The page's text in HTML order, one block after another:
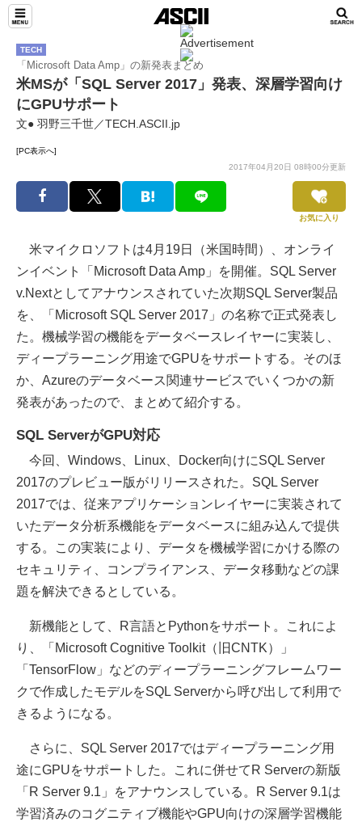
TECH
「Microsoft Data Amp」の新発表まとめ
米MSが「SQL Server 2017」発表、深層学習向け
にGPUサポート
文● 羽野三千世／TECH.ASCII.jp
[PC表示へ]
2017年04月20日 08時00分更新
お気に入り
米マイクロソフトは4月19日（米国時間）、オンライ
ンイベント「Microsoft Data Amp」を開催。SQL Server
v.Nextとしてアナウンスされていた次期SQL Server製品
を、「Microsoft SQL Server 2017」の名称で正式発表し
た。機械学習の機能をデータベースレイヤーに実装し、
ディープラーニング用途でGPUをサポートする。そのほ
か、Azureのデータベース関連サービスでいくつかの新
発表があったので、まとめて紹介する。
SQL ServerがGPU対応
今回、Windows、Linux、Docker向けにSQL Server
2017のプレビュー版がリリースされた。SQL Server
2017では、従来アプリケーションレイヤーに実装されて
いたデータ分析系機能をデータベースに組み込んで提供
する。この実装により、データを機械学習にかける際の
セキュリティ、コンプライアンス、データ移動などの課
題を解決できるとしている。
新機能として、R言語とPythonをサポート。これによ
り、「Microsoft Cognitive Toolkit（旧CNTK）」
「TensorFlow」などのディープラーニングフレームワー
クで作成したモデルをSQL Serverから呼び出して利用で
きるようになる。
さらに、SQL Server 2017ではディープラーニング用
途にGPUをサポートした。これに併せてR Serverの新版
「R Server 9.1」をアナウンスしている。R Server 9.1は
学習済みのコグニティブ機能やGPU向けの深層学習機能